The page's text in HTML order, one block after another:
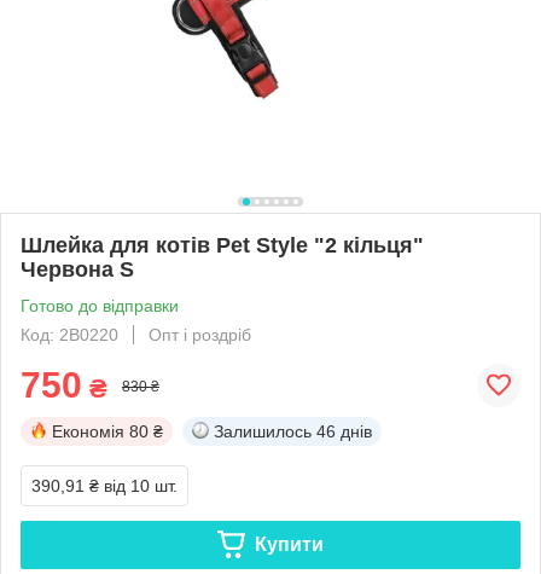
Шлейка для котів Pet Style "2 кільця"
Червона S
Готово до відправки
Код: 2B0220
Опт і роздріб
750 ₴ 830 ₴
Економія 80 ₴ Залишилось 46 днів
390,91 ₴ від 10 шт.
Купити